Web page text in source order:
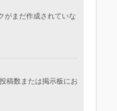
がまだ作成されていな
稿数または掲示板にお